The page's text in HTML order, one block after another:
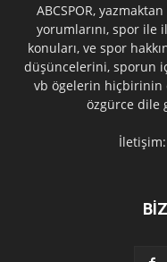
ABCSPOR,
yorumlarını, spor ile
konuları, ve spor
düşüncelerini, sporun
vb ögelerin hiçbirinin
özgürce dile
İletişim: